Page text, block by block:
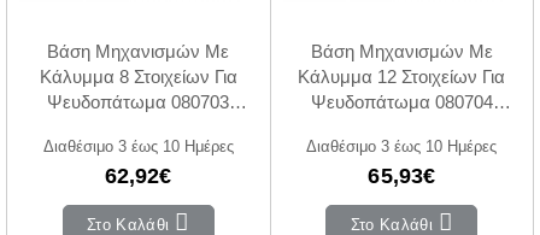
Βάση Μηχανισμών Με
Κάλυμμα 8 Στοιχείων Για
Ψευδοπάτωμα 080703
Διαθέσιμο 3 έως 10 Ημέρες
62,92€
Στο Καλάθι
Βάση Μηχανισμών Με
Κάλυμμα 12 Στοιχείων Για
Ψευδοπάτωμα 080704
Διαθέσιμο 3 έως 10 Ημέρες
65,93€
Στο Καλάθι